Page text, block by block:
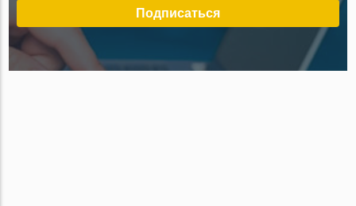
Подписаться